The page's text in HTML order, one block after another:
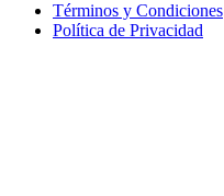
Términos y Condiciones
Política de Privacidad